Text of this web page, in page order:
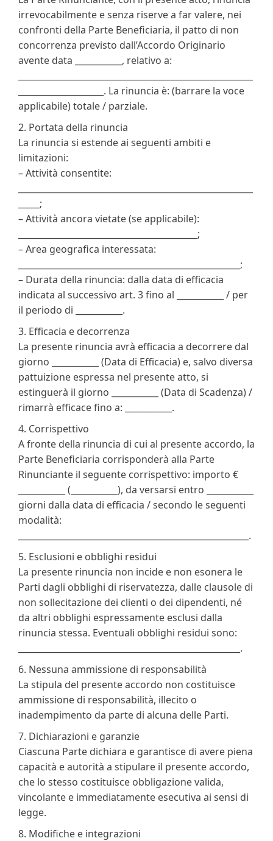
irrevocabilmente e senza riserve a far valere, nei
confronti della Parte Beneficiaria, il patto di non
concorrenza previsto dall’Accordo Originario
avente data ___________, relativo a:
____________________. La rinuncia è: (barrare la voce
applicabile) totale / parziale.
2. Portata della rinuncia
La rinuncia si estende ai seguenti ambiti e
limitazioni:
– Attività consentite:
_____;
– Attività ancora vietate (se applicabile):
__________________________________________;
– Area geografica interessata:
____________________________________________________;
– Durata della rinuncia: dalla data di efficacia
indicata al successivo art. 3 fino al ___________ / per
il periodo di ___________.
3. Efficacia e decorrenza
La presente rinuncia avrà efficacia a decorrere dal
giorno ___________ (Data di Efficacia) e, salvo diversa
pattuizione espressa nel presente atto, si
estinguerà il giorno ___________ (Data di Scadenza) /
rimarrà efficace fino a: ___________.
4. Corrispettivo
A fronte della rinuncia di cui al presente accordo, la
Parte Beneficiaria corrisponderà alla Parte
Rinunciante il seguente corrispettivo: importo €
___________ (___________), da versarsi entro ___________
giorni dalla data di efficacia / secondo le seguenti
modalità:
______________________________________________________.
5. Esclusioni e obblighi residui
La presente rinuncia non incide e non esonera le
Parti dagli obblighi di riservatezza, dalle clausole di
non sollecitazione dei clienti o dei dipendenti, né
da altri obblighi espressamente esclusi dalla
rinuncia stessa. Eventuali obblighi residui sono:
____________________________________________________.
6. Nessuna ammissione di responsabilità
La stipula del presente accordo non costituisce
ammissione di responsabilità, illecito o
inadempimento da parte di alcuna delle Parti.
7. Dichiarazioni e garanzie
Ciascuna Parte dichiara e garantisce di avere piena
capacità e autorità a stipulare il presente accordo,
che lo stesso costituisce obbligazione valida,
vincolante e immediatamente esecutiva ai sensi di
legge.
8. Modifiche e integrazioni